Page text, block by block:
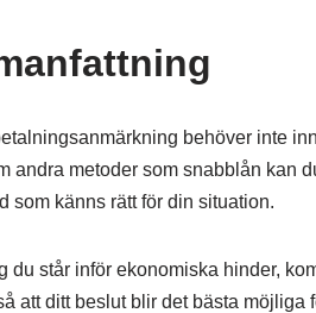
behöver inte
andra metoder som snabblån kan
som känns rätt för din situation.
du står inför ekonomiska hinder,
att ditt beslut blir det bästa möjliga